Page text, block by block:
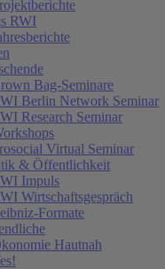
RWI
Bag-Seminare
Berlin Network Seminar
Research Seminar
Virtual Seminar
& Öffentlichkeit
Impuls
Wirtschaftsgespräch
Formate
Hautnah